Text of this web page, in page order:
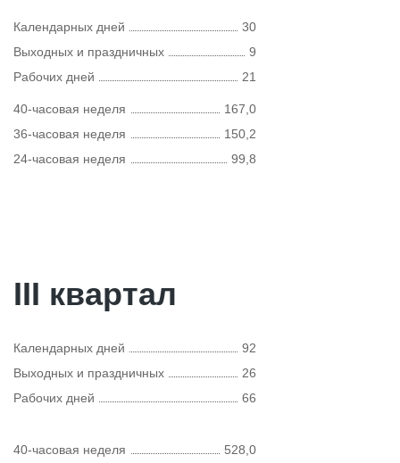
Календарных дней
30
Выходных и праздничных
9
Рабочих дней
21
40-часовая неделя
167,0
36-часовая неделя
150,2
24-часовая неделя
99,8
III квартал
Календарных дней
92
Выходных и праздничных
26
Рабочих дней
66
40-часовая неделя 528,0